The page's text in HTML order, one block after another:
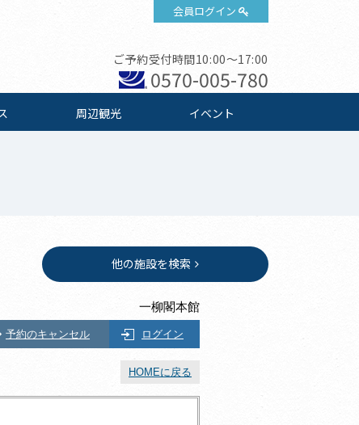
会員ログイン
ご予約受付時間10:00～17:00
0570-005-780
周辺観光 イベント
他の施設を検索
一柳閣本館
予約のキャンセル ログイン
HOMEに戻る